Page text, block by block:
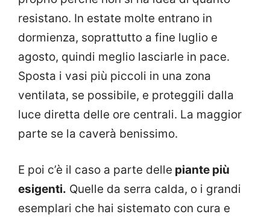
resistano. In estate molte entrano in
dormienza, soprattutto a fine luglio e
agosto, quindi meglio lasciarle in pace.
Sposta i vasi più piccoli in una zona
ventilata, se possibile, e proteggili dalla
luce diretta delle ore centrali. La maggior
parte se la caverà benissimo.
E poi c’è il caso a parte delle piante più
esigenti. Quelle da serra calda, o i grandi
esemplari che hai sistemato con cura e